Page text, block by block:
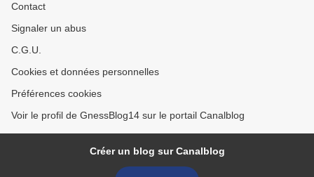
Contact
Signaler un abus
C.G.U.
Cookies et données personnelles
Préférences cookies
Voir le profil de GnessBlog14 sur le portail Canalblog
Créer un blog sur Canalblog